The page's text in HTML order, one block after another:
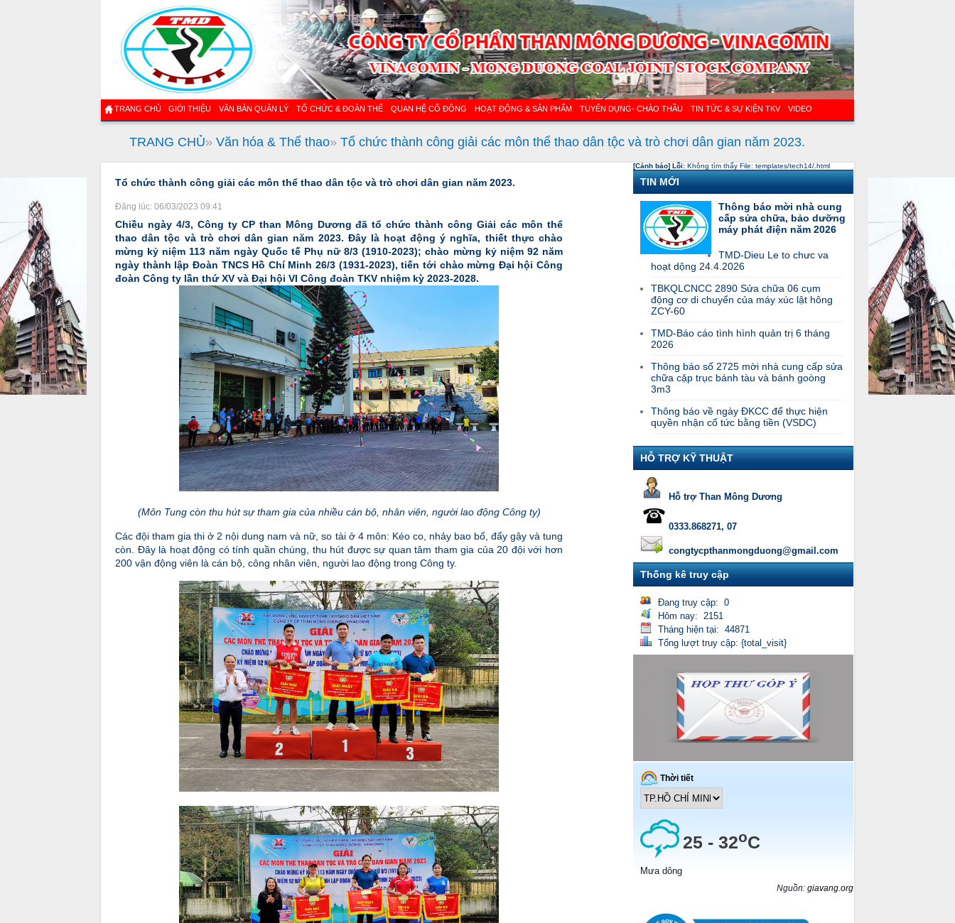
TRANG CHỦ GIỚI THIỆU VĂN BẢN QUẢN LÝ TỔ CHỨC & ĐOÀN THỂ QUAN HỆ CỔ ĐÔNG HOẠT ĐỘNG & SẢN PHẨM TUYỂN DỤNG- CHÀO THẦU TIN TỨC & SỰ KIỆN TKV VIDEO
TRANG CHỦ» Văn hóa & Thể thao» Tổ chức thành công giải các môn thể thao dân tộc và trò chơi dân gian năm 2023.
Tổ chức thành công giải các môn thể thao dân tộc và trò chơi dân gian năm 2023.
Đăng lúc: 06/03/2023 09:41
Chiều ngày 4/3, Công ty CP than Mông Dương đã tổ chức thành công Giải các môn thể
thao dân tộc và trò chơi dân gian năm 2023. Đây là hoạt động ý nghĩa, thiết thực chào
mừng kỷ niệm 113 năm ngày Quốc tế Phụ nữ 8/3 (1910-2023); chào mừng kỷ niệm 92 năm
ngày thành lập Đoàn TNCS Hồ Chí Minh 26/3 (1931-2023), tiến tới chào mừng Đại hội Công
đoàn Công ty lần thứ XV và Đại hội VI Công đoàn TKV nhiệm kỳ 2023-2028.
(Môn Tung còn thu hút sự tham gia của nhiều cán bộ, nhân viên, người lao động Công ty)
Các đội tham gia thi ở 2 nội dung nam và nữ, so tài ở 4 môn: Kéo co, nhảy bao bố, đẩy gậy và tung
còn. Đây là hoạt động có tính quần chúng, thu hút được sự quan tâm tham gia của 20 đội với hơn
200 vận động viên là cán bộ, công nhân viên, người lao động trong Công ty.
[Cảnh báo] Lỗi: Không tìm thấy File: templates/tech14/.html
TIN MỚI
Thông báo mời nhà cung
cấp sửa chữa, bảo dưỡng
máy phát điện năm 2026
TMD-Dieu Le to chưc va
hoạt dộng 24.4.2026
TBKQLCNCC 2890 Sửa chữa 06 cụm
động cơ di chuyển của máy xúc lật hông
ZCY-60
TMD-Báo cáo tình hình quản trị 6 tháng
2026
Thông báo số 2725 mời nhà cung cấp sửa
chữa cặp trục bánh tàu và bánh goòng
3m3
Thông báo về ngày ĐKCC để thực hiện
quyền nhận cổ tức bằng tiền (VSDC)
HỖ TRỢ KỸ THUẬT
Hỗ trợ Than Mông Dương
0333.868271, 07
congtycpthanmongduong@gmail.com
Thống kê truy cập
Đang truy cập: 0
Hôm nay: 2151
Tháng hiện tại: 44871
Tổng lượt truy cập: {total_visit}